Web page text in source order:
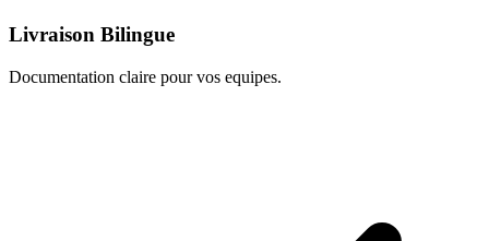
Livraison Bilingue
Documentation claire pour vos equipes.